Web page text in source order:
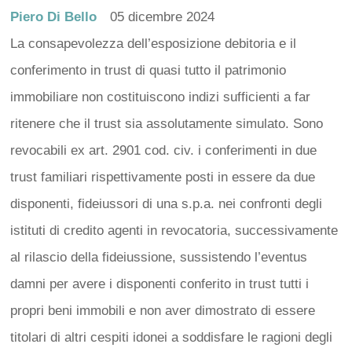
Piero Di Bello
05 dicembre 2024
La consapevolezza dell’esposizione debitoria e il
conferimento in trust di quasi tutto il patrimonio
immobiliare non costituiscono indizi sufficienti a far
ritenere che il trust sia assolutamente simulato. Sono
revocabili ex art. 2901 cod. civ. i conferimenti in due
trust familiari rispettivamente posti in essere da due
disponenti, fideiussori di una s.p.a. nei confronti degli
istituti di credito agenti in revocatoria, successivamente
al rilascio della fideiussione, sussistendo l’eventus
damni per avere i disponenti conferito in trust tutti i
propri beni immobili e non aver dimostrato di essere
titolari di altri cespiti idonei a soddisfare le ragioni degli